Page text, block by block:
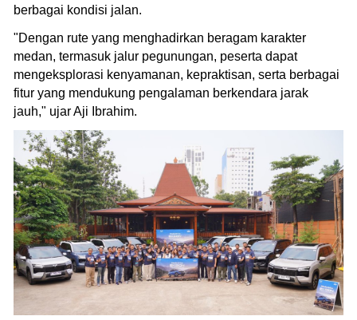
berbagai kondisi jalan.
"Dengan rute yang menghadirkan beragam karakter
medan, termasuk jalur pegunungan, peserta dapat
mengeksplorasi kenyamanan, kepraktisan, serta berbagai
fitur yang mendukung pengalaman berkendara jarak
jauh," ujar Aji Ibrahim.